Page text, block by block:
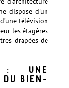
: UNE
DU BIEN-